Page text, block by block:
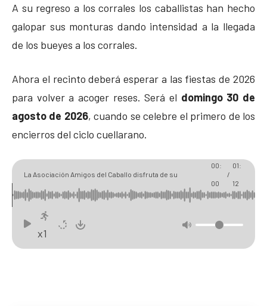
A su regreso a los corrales los caballistas han hecho
galopar sus monturas dando intensidad a la llegada
de los bueyes a los corrales.
Ahora el recinto deberá esperar a las fiestas de 2026
para volver a acoger reses. Será el domingo 30 de
agosto de 2026, cuando se celebre el primero de los
encierros del ciclo cuellarano.
La Asociación Amigos del Caballo disfruta de su
tradicional paseo de bueyes
00:
00
/
01:
12
x1